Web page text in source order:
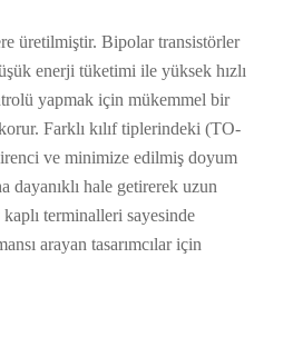
üretilmiştir. Bipolar transistörler
enerji tüketimi ile yüksek hızlı
yapmak için mükemmel bir
Farklı kılıf tiplerindeki (TO-
ve minimize edilmiş doyum
dayanıklı hale getirerek uzun
terminalleri sayesinde
arayan tasarımcılar için